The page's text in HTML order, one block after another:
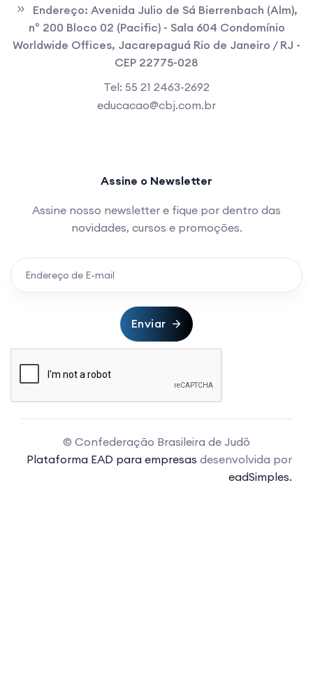
Endereço: Avenida Julio de Sá Bierrenbach (Alm),
nº 200 Bloco 02 (Pacific) - Sala 604 Condomínio
Worldwide Offices, Jacarepaguá Rio de Janeiro / RJ -
CEP 22775-028
Tel: 55 21 2463-2692
educacao@cbj.com.br
Assine o Newsletter
Assine nosso newsletter e fique por dentro das
novidades, cursos e promoções.
Enviar
© Confederação Brasileira de Judô
Plataforma EAD para empresas desenvolvida por
eadSimples.